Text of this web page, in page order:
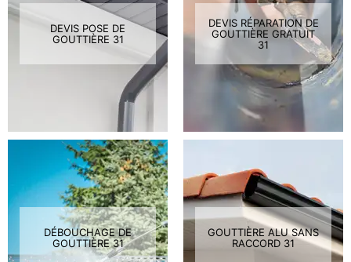
DEVIS POSE DE
GOUTTIÈRE 31
DEVIS RÉPARATION DE
GOUTTIÈRE GRATUIT
31
DÉBOUCHAGE DE
GOUTTIÈRE 31
GOUTTIÈRE ALU SANS
RACCORD 31